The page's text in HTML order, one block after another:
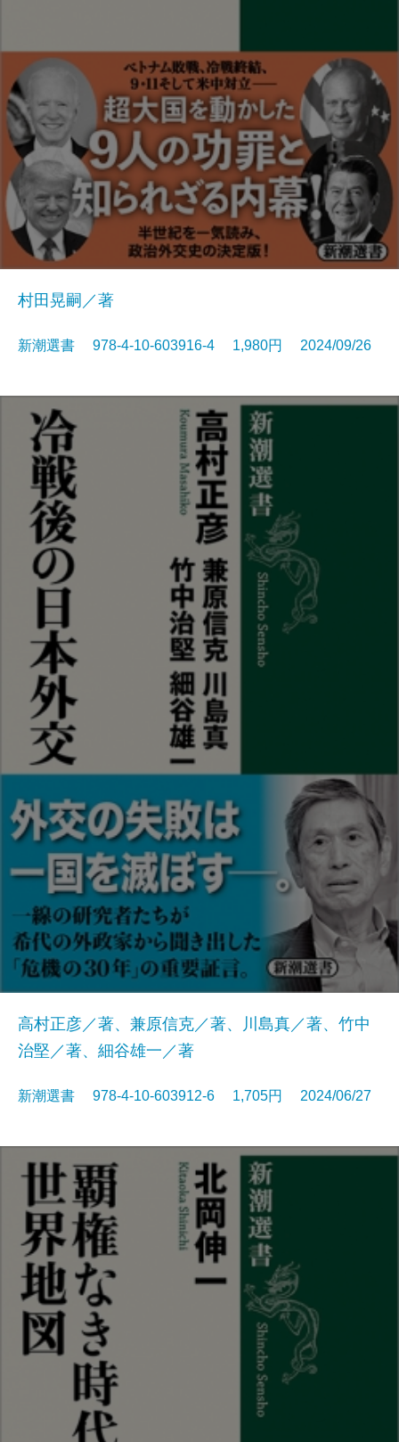
村田晃嗣／著
新潮選書 978-4-10-603916-4 1,980円 2024/09/26
高村正彦／著、兼原信克／著、川島真／著、竹中
治堅／著、細谷雄一／著
新潮選書 978-4-10-603912-6 1,705円 2024/06/27